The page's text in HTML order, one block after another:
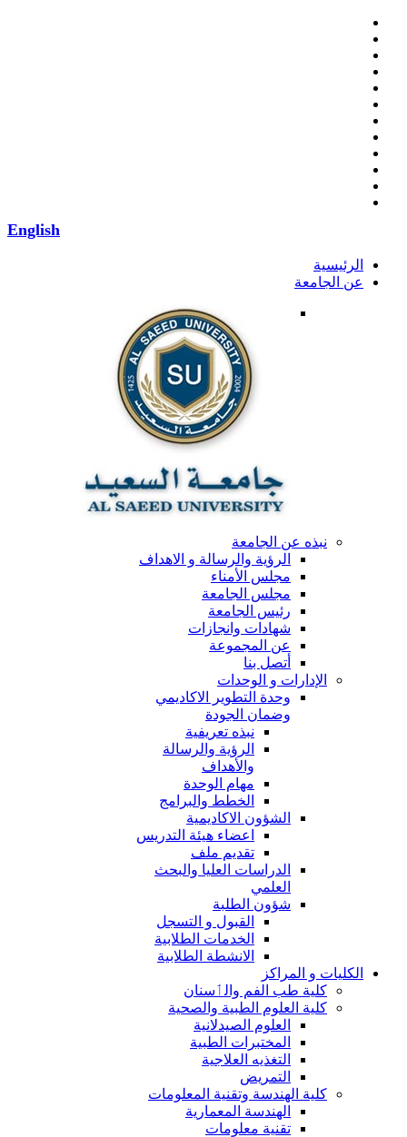
English
الرئيسية
عن الجامعة
نبذه عن الجامعة
الرؤية والرسالة و الاهداف
مجلس الأمناء
مجلس الجامعة
رئيس الجامعة
شهادات وانجازات
عن المجموعة
أتصل بنا
الإدارات و الوحدات
وحدة التطوير الاكاديمي
وضمان الجودة
نبذه تعريفية
الرؤية والرسالة
والأهداف
مهام الوحدة
الخطط والبرامج
الشؤون الاكاديمية
اعضاء هيئة التدريس
تقديم ملف
الدراسات العليا والبحث
العلمي
شؤون الطلبة
القبول و التسجل
الخدمات الطلابية
الانشطة الطلابية
الكليات و المراكز
كلية طب الفم والٲسنان
كلية العلوم الطبية والصحية
العلوم الصيدلانية
المختبرات الطبية
التغذيه العلاجية
التمريض
كلية الهندسة وتقنية المعلومات
الهندسة المعمارية
تقنية معلومات